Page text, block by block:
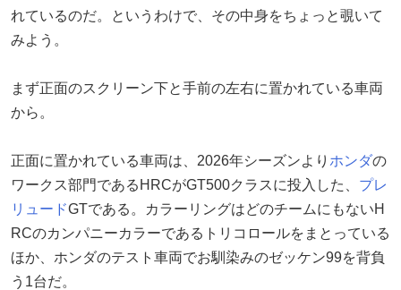
れているのだ。というわけで、その中身をちょっと覗いて
みよう。
まず正面のスクリーン下と手前の左右に置かれている車両
から。
正面に置かれている車両は、2026年シーズンより ホンダの
ワークス部門であるHRCがGT500クラスに投入した、 プレ
リュードGTである。カラーリングはどのチームにもないH
RCのカンパニーカラーであるトリコロールをまとっている
ほか、ホンダのテスト車両でお馴染みのゼッケン99を背負
う1台だ。